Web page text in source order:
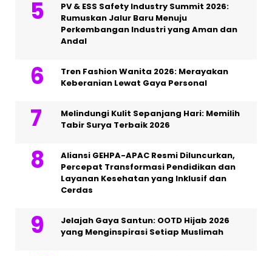
PV & ESS Safety Industry Summit 2026:
Rumuskan Jalur Baru Menuju
Perkembangan Industri yang Aman dan
Andal
Tren Fashion Wanita 2026: Merayakan
Keberanian Lewat Gaya Personal
Melindungi Kulit Sepanjang Hari: Memilih
Tabir Surya Terbaik 2026
Aliansi GEHPA-APAC Resmi Diluncurkan,
Percepat Transformasi Pendidikan dan
Layanan Kesehatan yang Inklusif dan
Cerdas
Jelajah Gaya Santun: OOTD Hijab 2026
yang Menginspirasi Setiap Muslimah